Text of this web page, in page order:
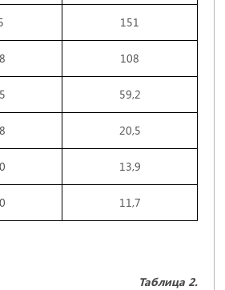
151
108
59,2
20,5
13,9
11,7
Таблица 2.